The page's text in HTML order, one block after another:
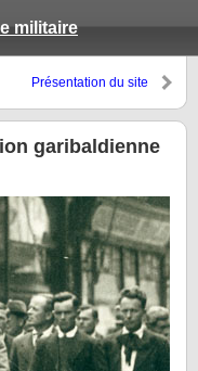
militaire
Présentation du site
de la justice, des
crimes et des peines
garibaldienne